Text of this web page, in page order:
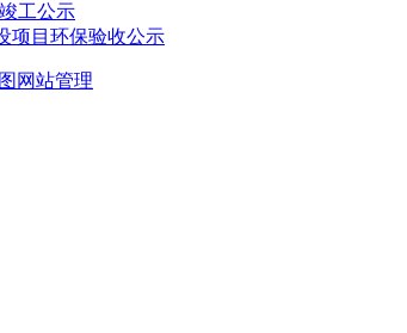
工公示
项目环保验收公示
网站管理